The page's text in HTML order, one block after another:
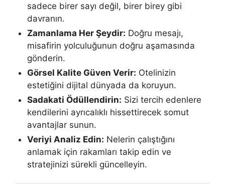
sadece birer sayı değil, birer birey gibi
davranın.
Zamanlama Her Şeydir: Doğru mesajı,
misafirin yolculuğunun doğru aşamasında
gönderin.
Görsel Kalite Güven Verir: Otelinizin
estetiğini dijital dünyada da koruyun.
Sadakati Ödüllendirin: Sizi tercih edenlere
kendilerini ayrıcalıklı hissettirecek somut
avantajlar sunun.
Veriyi Analiz Edin: Nelerin çalıştığını
anlamak için rakamları takip edin ve
stratejinizi sürekli güncelleyin.